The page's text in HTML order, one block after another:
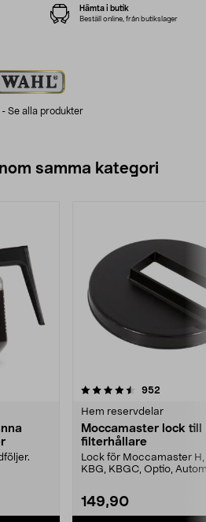
- Se alla produkter
Hämta i butik
Beställ online, från butikslager
samma kategori
952
Hem reservdelar
Moccamaster lock till
filterhållare
Lock för Moccamaster H,
KBG, KBGC, Optio,
149,90
4.5 av 5 stjärnor